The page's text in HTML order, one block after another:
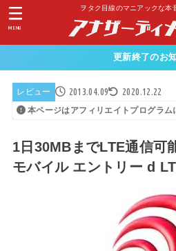
ヲタク目線のマニアックな本
MENU
更新終了のお
レビュー 2013.04.09 2020.12.22
本ページはアフィリエイトプログラム
1日30MBまでLTE通信可
モバイル エントリー d